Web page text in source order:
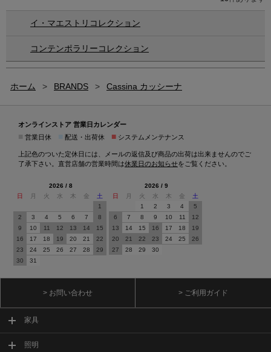
イ・マエストリコレクション
コンテンポラリーコレクション
ホーム > BRANDS > Cassina カッシーナ
オンラインストア 営業日カレンダー
営業日休 配送・出荷休 ■ システムメンテナンス
上記色のついた定休日には、メールの返信及び商品の出荷は出来ませんのでご
了承下さい。直営店舗の営業時間は休業日のお知らせをご覧ください。
2026 / 8
日
月 火 水 木 金
土
1
2
3 4 5 6 7
8
9
10 11 12 13 14
15
16
17 18 19 20 21
22
23
24 25 26 27 28
29
30
31
2026 / 9
日
月 火 水 木 金
土
1
2 3 4
5
6
7 8 9 10 11
12
13
14 15 16 17 18
19
20
21 22 23 24 25
26
27
28 29 30
> お問い合わせ > ご利用ガイド
家具
照明